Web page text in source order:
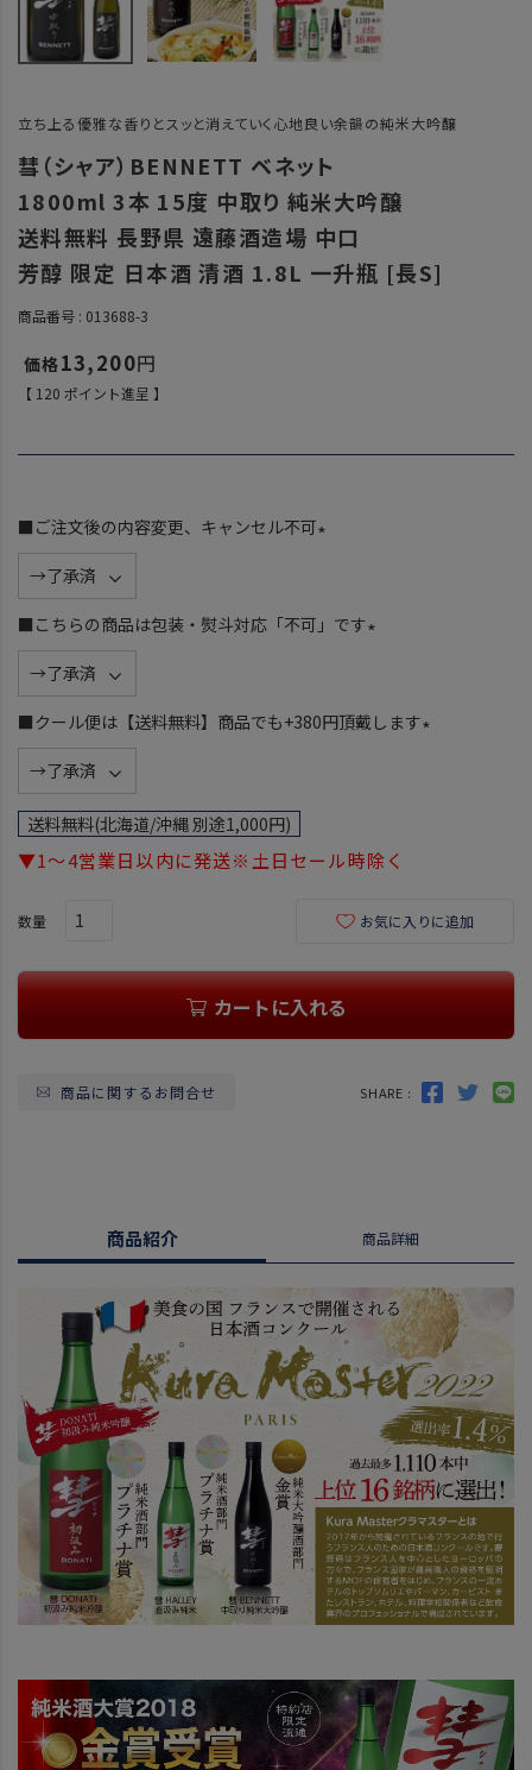
立ち上る優雅な香りとスッと消えていく心地良い余韻の純米大吟醸
彗（シャア）BENNETT ベネット
1800ml 3本 15度 中取り 純米大吟醸
送料無料 長野県 遠藤酒造場 中口
芳醇 限定 日本酒 清酒 1.8L 一升瓶 [長S]
商品番号 013688-3
13,200
【 120 ポイント進呈 】
■ご注文後の内容変更、キャンセル不可
須
■こちらの商品は包装・熨斗対応「不可」です
須
■クール便は【送料無料】商品でも+380円頂戴します
送料無料(北海道/沖縄 別途1,000円)
▼1～4営業日以内に発送※土日セール時除く
お気に入りに追加
カートに入れる
商品に関するお問合せ SHARE :
商品紹介 商品詳細